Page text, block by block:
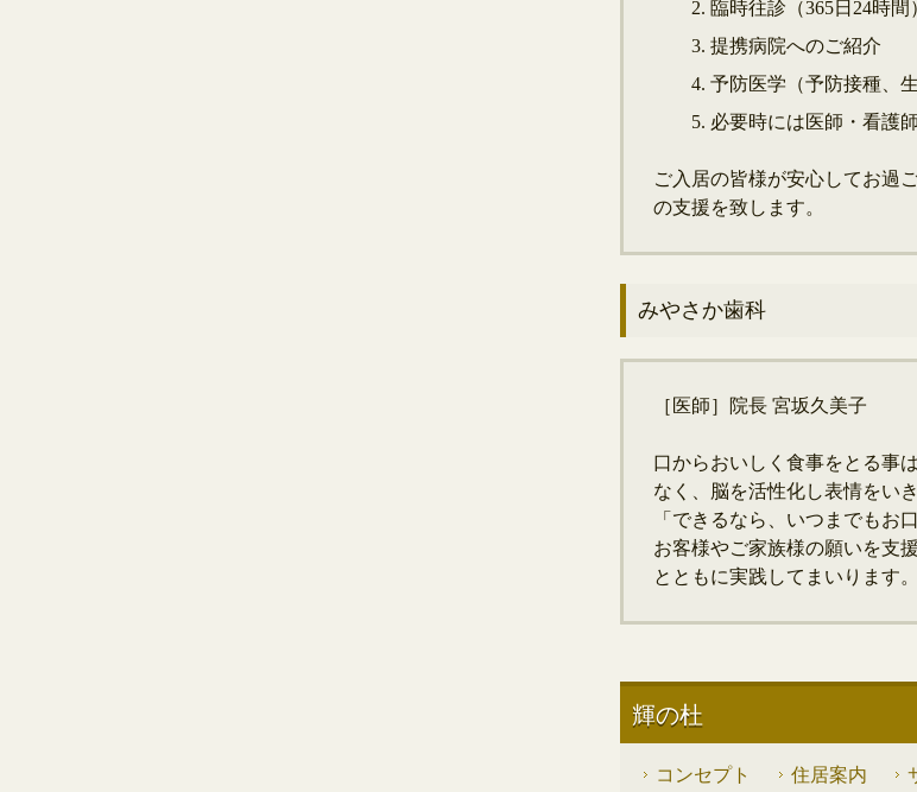
臨時往診（365日24時間
提携病院へのご紹介
予防医学（予防接種、
必要時には医師・看護
ご入居の皆様が安心してお過
の支援を致します。
みやさか歯科
［医師］院長 宮坂久美子
口からおいしく食事をとる事
なく、脳を活性化し表情をい
「できるなら、いつまでもお
お客様やご家族様の願いを支
とともに実践してまいります。
輝の杜
コンセプト 住居案内